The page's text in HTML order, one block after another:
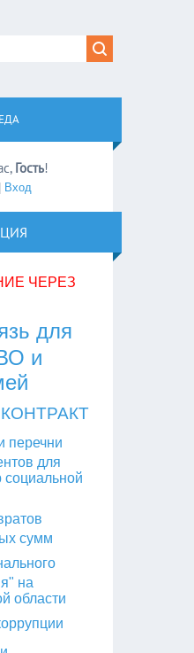
, Гость!
Вход
ЧЕРЕЗ
для
и
перечни
для
социальной
сумм
на
области